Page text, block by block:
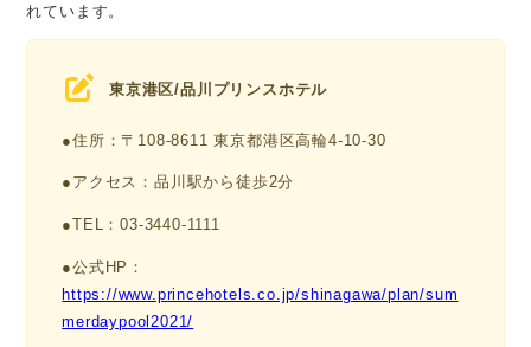
れています。
東京港区/品川プリンスホテル
●住所：〒108-8611 東京都港区高輪4-10-30
●アクセス：品川駅から徒歩2分
●TEL：03-3440-1111
●公式HP：
https://www.princehotels.co.jp/shinagawa/plan/sum
merdaypool2021/